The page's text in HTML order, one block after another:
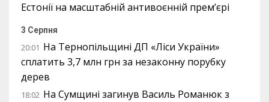
Естонії на масштабній антивоєнній прем’єрі
3 Серпня
20:01 На Тернопільщині ДП «Ліси України»
сплатить 3,7 млн грн за незаконну порубку
дерев
18:02 На Сумщині загинув Василь Романюк з